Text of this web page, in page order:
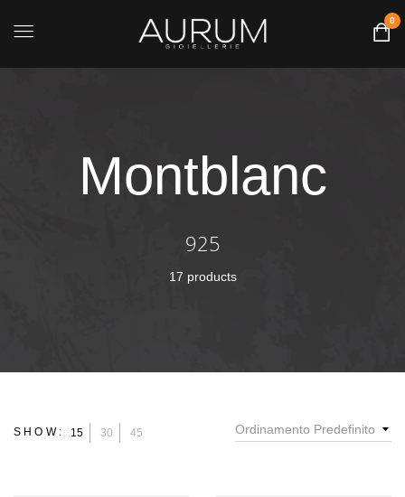
0
Montblanc
925
17 products
Ordinamento Predefinito
SHOW: 15 30 45